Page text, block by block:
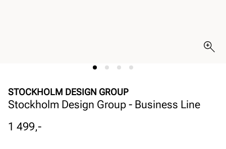
STOCKHOLM DESIGN GROUP
Stockholm Design Group - Business Line
Pris
1 499,-